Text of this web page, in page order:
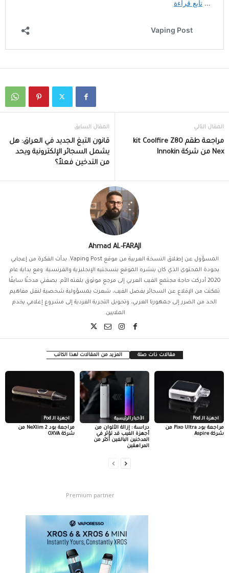
المقال السابق
قانون التبغ الجديد في العراق: هل
يشمل السجائر الإلكترونية ويحد
من التدخين فعلاً؟
المقال التالي
مراجعة طقم kit Coolfire Z80
Nex من شركة Innokin
Ahmad AL-FARAJI
المسؤول عن إطلاق النسخة العربية من موقع Vaping Post. بدأت الفكرة من إعجابي
بجودة المحتوى الذي كان ينشره الموقع بنسختيه الإنجليزية والفرنسية. ومع بداية عام
2020 أدركت حاجة مجتمع الفيب العربي إلى مرجع موثوق بلغته الأم. بصفتي مدخنًا سابقًا
تمكنت من الإقلاع عن السجائر بفضل الفيب، شعرت بمسؤولية شخصية لنقل مفاهيم
الحد من الضرر إلى جمهورنا العربي، وتحويل التجربة الفردية إلى مشروع إعلامي يخدم
الملايين.
مقالات ذات صلة المزيد من المقالات لهذا الكاتب
اجهزة الـ Pod
مراجعة بود NeXlim 2 من
شركة OXVA
الأخبار الرئيسية
دراسة : إزالة الألوان من
أجهزة الفيب قد تؤثر في
المدخنين البالغين أكثر من
المراهقين
اجهزة الـ Pod
مراجعة بود Pixo Ultra من
شركة Aspire
Premium partner